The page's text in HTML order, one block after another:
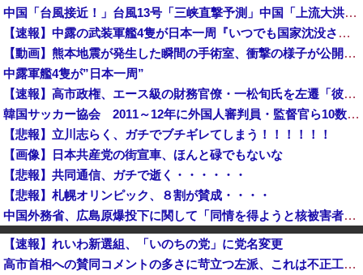
中国「台風接近！」台風13号「三峡直撃予測」中国「上流大洪水！（三峡上流」中国都市「8/5の映像（動画」三峡ダム「緊急放流（決壊危機」中国「下流...
【速報】中露の武装軍艦4隻が日本一周『いつでも国家沈没させられるぞ』
【動画】熊本地震が発生した瞬間の手術室、衝撃の様子が公開されて16万いいね プロすぎると称賛の声が集まる
中露軍艦4隻が”日本一周”
【速報】高市政権、エース級の財務官僚・一松旬氏を左遷「彼は協力的でなかった」財務省の言いなりではないことが判明
韓国サッカー協会 2011～12年に外国人審判員・監督官ら10数人を性接待（W杯予選、五輪予選が含まれる）国会議員が事実確認
【悲報】立川志らく、ガチでブチギレてしまう！！！！！！
【画像】日本共産党の街宣車、ほんと碌でもないな
【悲報】共同通信、ガチで逝く・・・・・・
【悲報】札幌オリンピック、８割が賛成・・・・
中国外務省、広島原爆投下に関して「同情を得ようと核被害者の立場を政治利用」と主張！
日本の商船が中国に臨検された場合は「台湾軍が対応」と台湾軍トップ！
日本「沖縄県知事選（9月」沖縄県「辺野古転覆事件」日教組「同志社批判！（社民系」日本「日教組と全教は対立状態（内ｹﾞﾊﾞ」特別調査委員会「同志社...
【速報】れいわ新選組、「いのちの党」に党名変更
高市首相への賛同コメントの多さに苛立つ左派、これは不正工作に違いない！と確信してしまった結果……